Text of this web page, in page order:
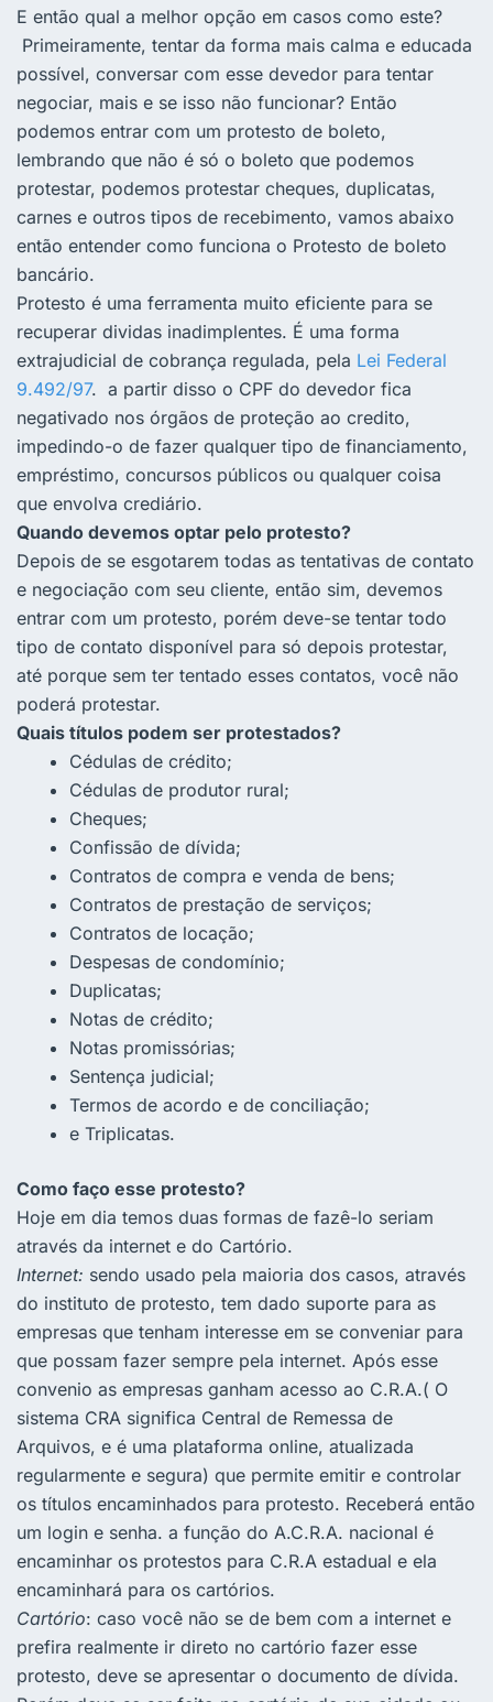
E então qual a melhor opção em casos como este?
Primeiramente, tentar da forma mais calma e educada
possível, conversar com esse devedor para tentar
negociar, mais e se isso não funcionar? Então
podemos entrar com um protesto de boleto,
lembrando que não é só o boleto que podemos
protestar, podemos protestar cheques, duplicatas,
carnes e outros tipos de recebimento, vamos abaixo
então entender como funciona o Protesto de boleto
bancário.
Protesto é uma ferramenta muito eficiente para se
recuperar dividas inadimplentes. É uma forma
extrajudicial de cobrança regulada, pela Lei Federal
9.492/97. a partir disso o CPF do devedor fica
negativado nos órgãos de proteção ao credito,
impedindo-o de fazer qualquer tipo de financiamento,
empréstimo, concursos públicos ou qualquer coisa
que envolva crediário.
Quando devemos optar pelo protesto?
Depois de se esgotarem todas as tentativas de contato
e negociação com seu cliente, então sim, devemos
entrar com um protesto, porém deve-se tentar todo
tipo de contato disponível para só depois protestar,
até porque sem ter tentado esses contatos, você não
poderá protestar.
Quais títulos podem ser protestados?
Cédulas de crédito;
Cédulas de produtor rural;
Cheques;
Confissão de dívida;
Contratos de compra e venda de bens;
Contratos de prestação de serviços;
Contratos de locação;
Despesas de condomínio;
Duplicatas;
Notas de crédito;
Notas promissórias;
Sentença judicial;
Termos de acordo e de conciliação;
e Triplicatas.
Como faço esse protesto?
Hoje em dia temos duas formas de fazê-lo seriam
através da internet e do Cartório.
Internet: sendo usado pela maioria dos casos, através
do instituto de protesto, tem dado suporte para as
empresas que tenham interesse em se conveniar para
que possam fazer sempre pela internet. Após esse
convenio as empresas ganham acesso ao C.R.A.( O
sistema CRA significa Central de Remessa de
Arquivos, e é uma plataforma online, atualizada
regularmente e segura) que permite emitir e controlar
os títulos encaminhados para protesto. Receberá então
um login e senha. a função do A.C.R.A. nacional é
encaminhar os protestos para C.R.A estadual e ela
encaminhará para os cartórios.
Cartório: caso você não se de bem com a internet e
prefira realmente ir direto no cartório fazer esse
protesto, deve se apresentar o documento de dívida.